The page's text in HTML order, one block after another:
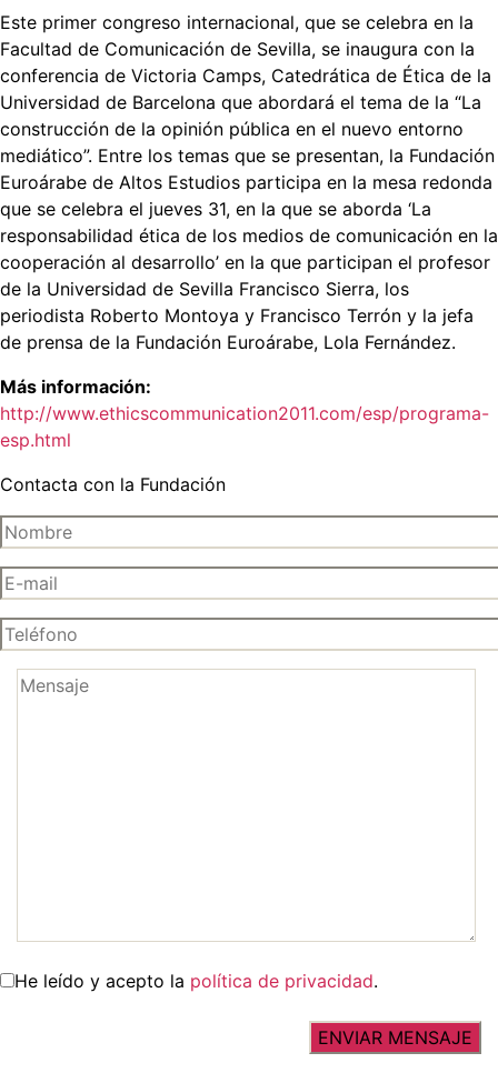
Este primer congreso internacional, que se celebra en la
Facultad de Comunicación de Sevilla, se inaugura con la
conferencia de Victoria Camps, Catedrática de Ética de la
Universidad de Barcelona que abordará el tema de la “La
construcción de la opinión pública en el nuevo entorno
mediático”. Entre los temas que se presentan, la Fundación
Euroárabe de Altos Estudios participa en la mesa redonda
que se celebra el jueves 31, en la que se aborda ‘La
responsabilidad ética de los medios de comunicación en la
cooperación al desarrollo’ en la que participan el profesor
de la Universidad de Sevilla Francisco Sierra, los
periodista Roberto Montoya y Francisco Terrón y la jefa
de prensa de la Fundación Euroárabe, Lola Fernández.
Más información:
http://www.ethicscommunication2011.com/esp/programa-
esp.html
Contacta con la Fundación
He leído y acepto la política de privacidad.